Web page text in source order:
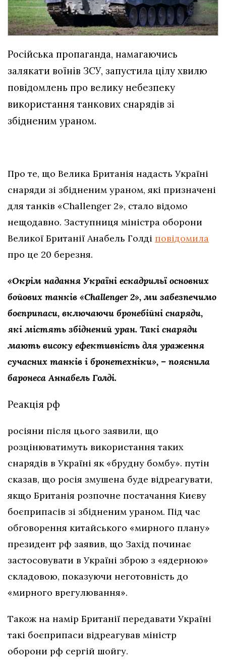
Російська пропаганда, намагаючись
залякати воїнів ЗСУ, запустила цілу хвилю
повідомлень про велику небезпеку
використання танкових снарядів зі
збідненим ураном.
Про те, що Велика Британія надасть Україні
снаряди зі збідненим ураном, які призначені
для танків «Challenger 2», стало відомо
нещодавно. Заступниця міністра оборони
Великої Британії Анабель Голді повідомила
про це 20 березня.
«Окрім надання Україні ескадрильї основних
бойових танків «Challenger 2», ми забезпечимо
боєприпаси, включаючи бронебійні снаряди,
які містять збіднений уран. Такі снаряди
мають високу ефективність для ураження
сучасних танків і бронетехніки», – пояснила
баронеса Аннабель Голді.
Реакція рф
росіяни після цього заявили, що
розцінюватимуть використання таких
снарядів в Україні як «брудну бомбу». путін
сказав, що росія змушена буде відреагувати,
якщо Британія розпочне постачання Києву
боєприпасів зі збідненим ураном. Під час
обговорення китайського «мирного плану»
президент рф заявив, що Захід починає
застосовувати в Україні зброю з «ядерною»
складовою, показуючи неготовність до
«мирного врегулювання».
Також на намір Британії передавати Україні
такі боєприпаси відреагував міністр
оборони рф сергій шойгу.